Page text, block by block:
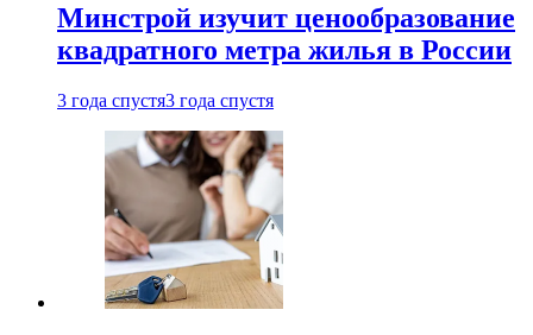
Минстрой изучит ценообразование
квадратного метра жилья в России
3 года спустя3 года спустя